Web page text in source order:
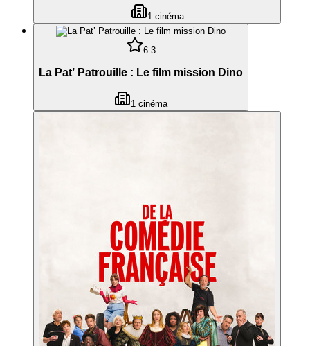
1cinéma
6.3
La Pat’ Patrouille : Le film mission Dino
1 cinéma